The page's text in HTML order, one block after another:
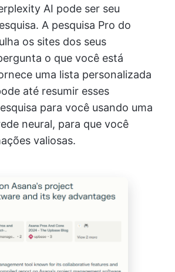
AI pode ser seu
A pesquisa Pro do
os sites dos seus
o que você está
uma lista personalizada
até resumir esses
para você usando uma
neural, para que você
valiosas.